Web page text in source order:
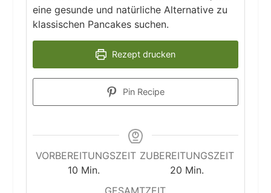
eine gesunde und natürliche Alternative zu
klassischen Pancakes suchen.
Rezept drucken
Pin Recipe
VORBEREITUNGSZEIT
10 Minuten
Min.
ZUBEREITUNGSZEIT
20 Minuten
Min.